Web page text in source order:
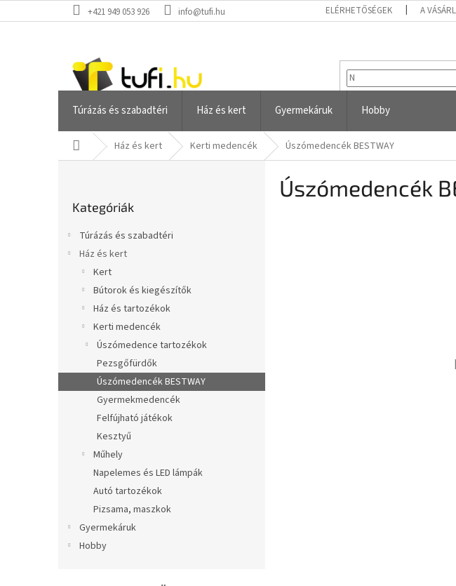
a
+421 949 053 926 info@tufi.hu ELÉRHETŐSÉGEK A
Túrázás és szabadtéri Ház és kert Gyermekáruk Hobby
KezdőlapHáz és kert Kerti medencék Úszómedencék BESTWAY
átugrása
Kategóriák
Túrázás és szabadtéri
Ház és kert
Kert
Bútorok és kiegészítők
Ház és tartozékok
Kerti medencék
Úszómedence tartozékok
Pezsgőfürdők
Úszómedencék BESTWAY
Gyermekmedencék
Felfújható játékok
Kesztyű
Műhely
Napelemes és LED lámpák
Autó tartozékok
Pizsama, maszkok
Gyermekáruk
Hobby
Úszómedencék